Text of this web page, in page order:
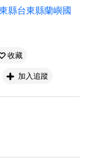
縣台東縣蘭嶼國
收藏
加入追蹤